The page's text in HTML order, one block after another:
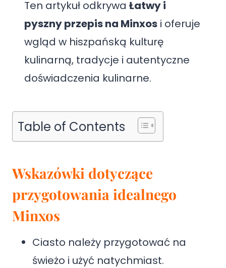
Ten artykuł odkrywa Łatwy i
pyszny przepis na Minxos i oferuje
wgląd w hiszpańską kulturę
kulinarną, tradycje i autentyczne
doświadczenia kulinarne.
Table of Contents
Wskazówki dotyczące
przygotowania idealnego
Minxos
Ciasto należy przygotować na
świeżo i użyć natychmiast.